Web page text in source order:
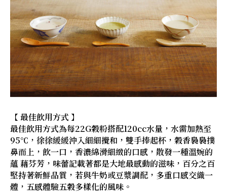
【 最佳飲用方式 】
最佳飲用方式為每22G穀粉搭配120cc水量，水需加熱至
95℃，徐徐緩緩沖入細細攪和，雙手捧起杯，穀香裊裊撲
鼻而上，飲一口，香濃綿滑細緻的口感，散發一種溫婉的
蘊 藉芬芳，味蕾記載著都是大地最感動的滋味，百分之百
堅持著新鮮品質，若與牛奶或豆漿調配，多重口感交織一
體，五感體驗五穀多樣化的風味。